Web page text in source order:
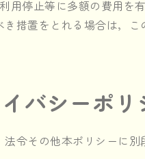
用停止等に多額の費用を
措置をとれる場合は，こ
バシーポリ
令その他本ポリシーに